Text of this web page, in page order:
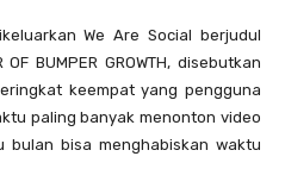
We Are Social berjudul
OF BUMPER GROWTH, disebutkan
keempat yang pengguna
paling banyak menonton video
bulan bisa menghabiskan waktu